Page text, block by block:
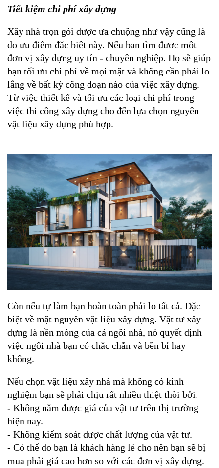
Tiết kiệm chi phí xây dựng
Xây nhà trọn gói được ưa chuộng như vậy cũng là
do ưu điểm đặc biệt này. Nếu bạn tìm được một
đơn vị xây dựng uy tín - chuyên nghiệp. Họ sẽ giúp
bạn tối ưu chi phí về mọi mặt và không cần phải lo
lắng về bất kỳ công đoạn nào của việc xây dựng.
Từ việc thiết kế và tối ưu các loại chi phí trong
việc thi công xây dựng cho đến lựa chọn nguyên
vật liệu xây dựng phù hợp.
Còn nếu tự làm bạn hoàn toàn phải lo tất cả. Đặc
biệt về mặt nguyên vật liệu xây dựng. Vật tư xây
dựng là nền móng của cả ngôi nhà, nó quyết định
việc ngôi nhà bạn có chắc chắn và bền bỉ hay
không.
Nếu chọn vật liệu xây nhà mà không có kinh
nghiệm bạn sẽ phải chịu rất nhiều thiệt thòi bởi:
- Không nắm được giá của vật tư trên thị trường
hiện nay.
- Không kiểm soát được chất lượng của vật tư.
- Có thể do bạn là khách hàng lẻ cho nên bạn sẽ bị
mua phải giá cao hơn so với các đơn vị xây dựng.